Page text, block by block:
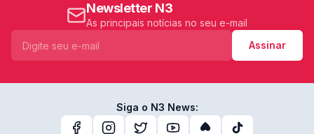
Newsletter N3
As principais notícias no seu e-mail
Assinar
Siga o N3 News: